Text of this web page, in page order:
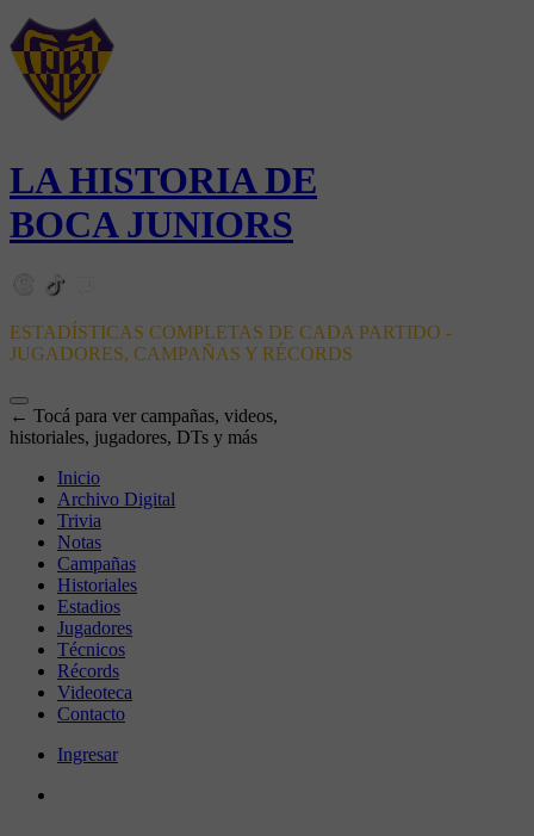
LA HISTORIA DE
BOCA JUNIORS
ESTADÍSTICAS COMPLETAS DE CADA PARTIDO -
JUGADORES, CAMPAÑAS Y RÉCORDS
← Tocá para ver campañas, videos,
historiales, jugadores, DTs y más
Inicio
Archivo Digital
Trivia
Notas
Campañas
Historiales
Estadios
Jugadores
Técnicos
Récords
Videoteca
Contacto
Ingresar